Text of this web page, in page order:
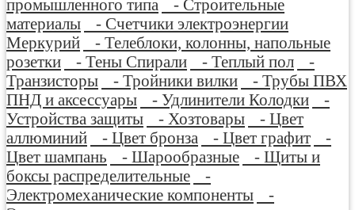
промышленного типа
- Строительные
материалы
- Счетчики электроэнергии
Меркурий
- Телеблоки, колонны, напольные
розетки
- Тены Спирали - Теплый пол
-
Транзисторы
- Тройники вилки
- Трубы ПВХ
ПНД и аксессуары
- Удлинители Колодки
-
Устройства защиты
- Хозтовары
- Цвет
аллюминий
- Цвет бронза - Цвет графит
-
Цвет шампань
- Шарообразные
- Щиты и
боксы распределительные
-
Электромеханические компоненты
-